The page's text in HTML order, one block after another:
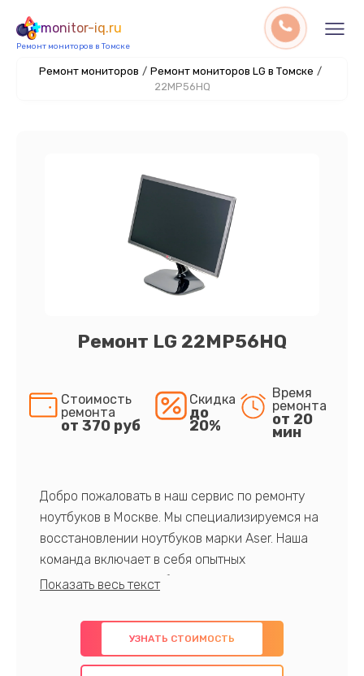
monitor-iq.ru
Ремонт мониторов в Томске
Ремонт мониторов / Ремонт мониторов LG в Томске /
22MP56HQ
Ремонт LG 22MP56HQ
Стоимость
ремонта
от 370 руб
Скидка
до
20%
Время
ремонта
от 20
мин
Добро пожаловать в наш сервис по ремонту
ноутбуков в Москве. Мы специализируемся на
восстановлении ноутбуков марки Aser. Наша
команда включает в себя опытных
профессионалов с обширными знаниями и
предлагаем быстрый и качественный ремонт с
использованием оригинальных компонентов, а
также гарантируем качество всех
УЗНАТЬ СТОИМОСТЬ